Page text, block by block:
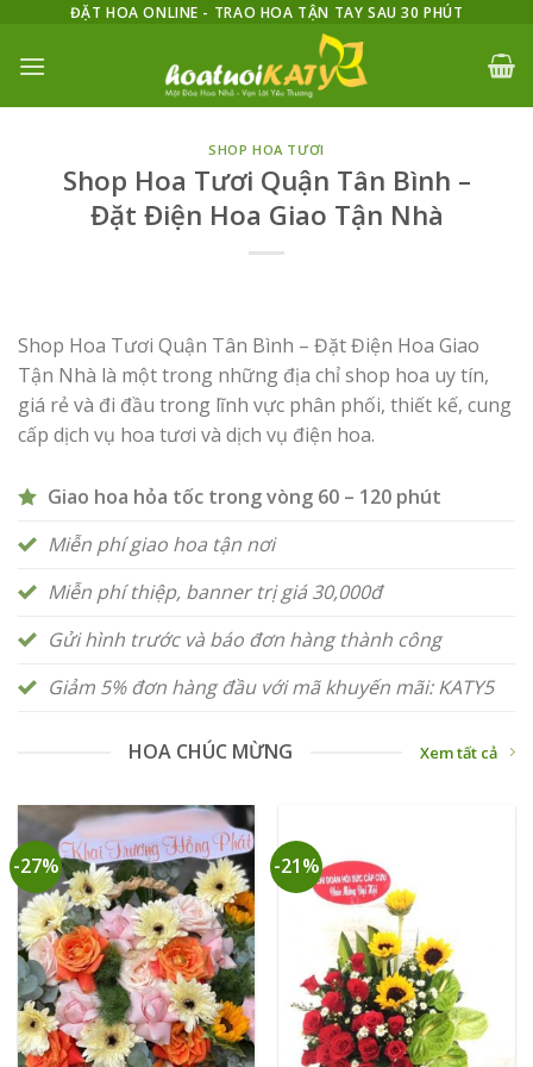
content
ĐẶT HOA ONLINE - TRAO HOA TẬN TAY SAU 30 PHÚT
SHOP HOA TƯƠI
Shop Hoa Tươi Quận Tân Bình –
Đặt Điện Hoa Giao Tận Nhà
Shop Hoa Tươi Quận Tân Bình – Đặt Điện Hoa Giao
Tận Nhà là một trong những địa chỉ shop hoa uy tín,
giá rẻ và đi đầu trong lĩnh vực phân phối, thiết kế, cung
cấp dịch vụ hoa tươi và dịch vụ điện hoa.
Giao hoa hỏa tốc trong vòng 60 – 120 phút
Miễn phí giao hoa tận nơi
Miễn phí thiệp, banner trị giá 30,000đ
Gửi hình trước và báo đơn hàng thành công
Giảm 5% đơn hàng đầu với mã khuyến mãi: KATY5
HOA CHÚC MỪNG Xem tất cả
-27% -21%